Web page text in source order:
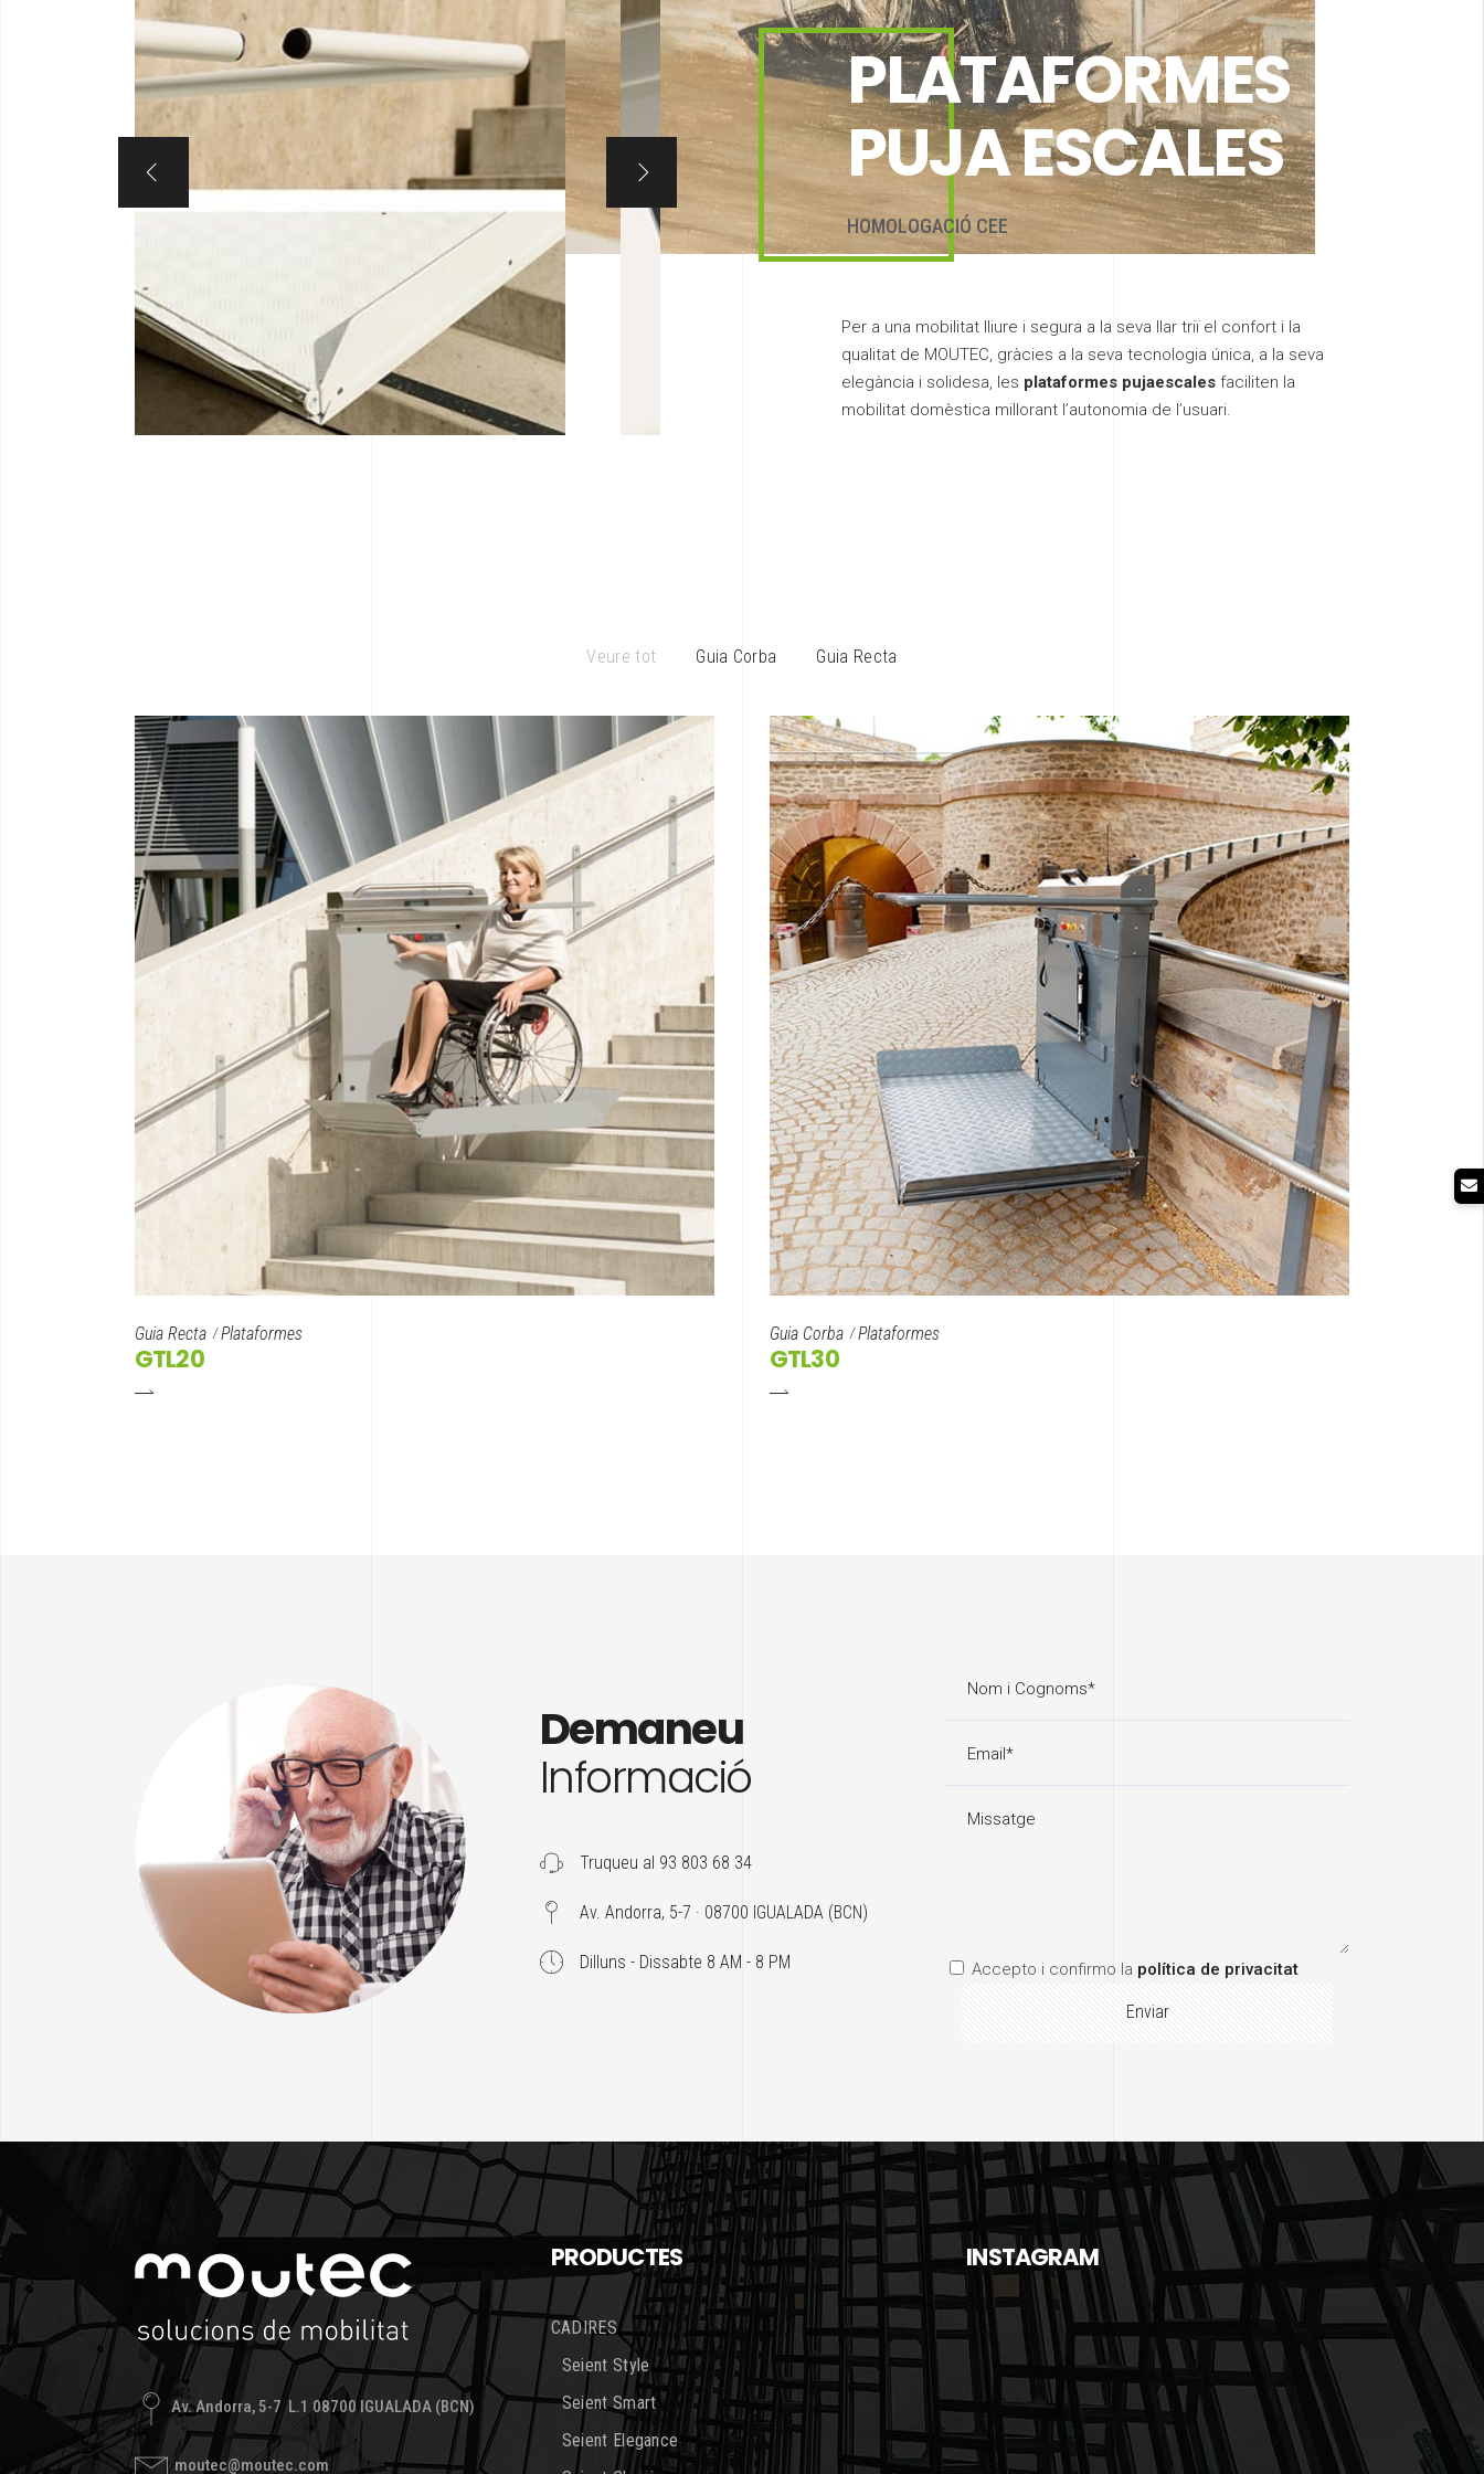
PLATAFORMES
PUJA ESCALES
HOMOLOGACIÓ CEE
Per a una mobilitat lliure i segura a la seva llar triï el confort i la
qualitat de MOUTEC, gràcies a la seva tecnologia única, a la seva
elegància i solidesa, les plataformes pujaescalesfaciliten la
mobilitat domèstica millorant l’autonomia de l’usuari.
Veure tot Guia Corba Guia Recta
Guia Recta Plataformes
GTL20
Guia Corba Plataformes
GTL30
Demaneu
Informació
Truqueu al 93 803 68 34
Av. Andorra, 5-7 · 08700 IGUALADA (BCN)
Dilluns - Dissabte 8 AM - 8 PM Accepto i confirmo la política de privacitat
Av. Andorra, 5-7 L.1 08700 IGUALADA (BCN)
moutec@moutec.com
PRODUCTES
CADIRES
Seient Style
Seient Smart
Seient Elegance
INSTAGRAM